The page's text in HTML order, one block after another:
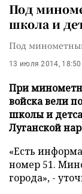
Под
школа и
Под
13 июля 2014, 18:50
При
войска вели
школы и
Луганской
«Есть
номер 51.
города», -